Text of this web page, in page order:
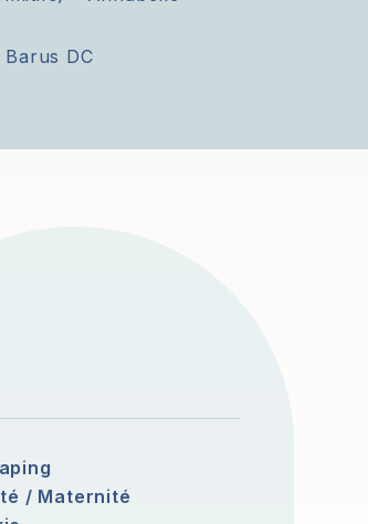
DC
/ Maternité